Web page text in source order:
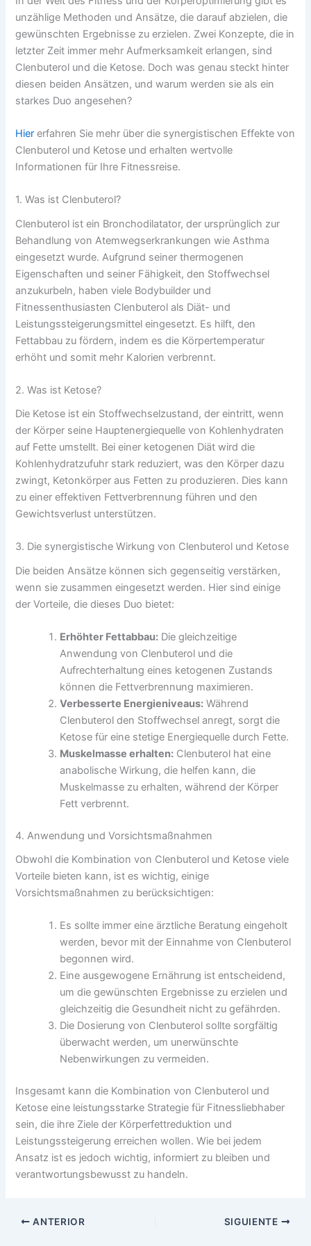
unzählige Methoden und Ansätze, die darauf abzielen, die
gewünschten Ergebnisse zu erzielen. Zwei Konzepte, die in
letzter Zeit immer mehr Aufmerksamkeit erlangen, sind
Clenbuterol und die Ketose. Doch was genau steckt hinter
diesen beiden Ansätzen, und warum werden sie als ein
starkes Duo angesehen?
Hier erfahren Sie mehr über die synergistischen Effekte von
Clenbuterol und Ketose und erhalten wertvolle
Informationen für Ihre Fitnessreise.
1. Was ist Clenbuterol?
Clenbuterol ist ein Bronchodilatator, der ursprünglich zur
Behandlung von Atemwegserkrankungen wie Asthma
eingesetzt wurde. Aufgrund seiner thermogenen
Eigenschaften und seiner Fähigkeit, den Stoffwechsel
anzukurbeln, haben viele Bodybuilder und
Fitnessenthusiasten Clenbuterol als Diät- und
Leistungssteigerungsmittel eingesetzt. Es hilft, den
Fettabbau zu fördern, indem es die Körpertemperatur
erhöht und somit mehr Kalorien verbrennt.
2. Was ist Ketose?
Die Ketose ist ein Stoffwechselzustand, der eintritt, wenn
der Körper seine Hauptenergiequelle von Kohlenhydraten
auf Fette umstellt. Bei einer ketogenen Diät wird die
Kohlenhydratzufuhr stark reduziert, was den Körper dazu
zwingt, Ketonkörper aus Fetten zu produzieren. Dies kann
zu einer effektiven Fettverbrennung führen und den
Gewichtsverlust unterstützen.
3. Die synergistische Wirkung von Clenbuterol und Ketose
Die beiden Ansätze können sich gegenseitig verstärken,
wenn sie zusammen eingesetzt werden. Hier sind einige
der Vorteile, die dieses Duo bietet:
Erhöhter Fettabbau: Die gleichzeitige
Anwendung von Clenbuterol und die
Aufrechterhaltung eines ketogenen Zustands
können die Fettverbrennung maximieren.
Verbesserte Energieniveaus: Während
Clenbuterol den Stoffwechsel anregt, sorgt die
Ketose für eine stetige Energiequelle durch Fette.
Muskelmasse erhalten: Clenbuterol hat eine
anabolische Wirkung, die helfen kann, die
Muskelmasse zu erhalten, während der Körper
Fett verbrennt.
4. Anwendung und Vorsichtsmaßnahmen
Obwohl die Kombination von Clenbuterol und Ketose viele
Vorteile bieten kann, ist es wichtig, einige
Vorsichtsmaßnahmen zu berücksichtigen:
Es sollte immer eine ärztliche Beratung eingeholt
werden, bevor mit der Einnahme von Clenbuterol
begonnen wird.
Eine ausgewogene Ernährung ist entscheidend,
um die gewünschten Ergebnisse zu erzielen und
gleichzeitig die Gesundheit nicht zu gefährden.
Die Dosierung von Clenbuterol sollte sorgfältig
überwacht werden, um unerwünschte
Nebenwirkungen zu vermeiden.
Insgesamt kann die Kombination von Clenbuterol und
Ketose eine leistungsstarke Strategie für Fitnessliebhaber
sein, die ihre Ziele der Körperfettreduktion und
Leistungssteigerung erreichen wollen. Wie bei jedem
Ansatz ist es jedoch wichtig, informiert zu bleiben und
verantwortungsbewusst zu handeln.
ANTERIOR SIGUIENTE